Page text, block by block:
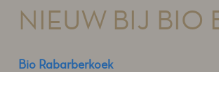
NIEUW BIJ BIO
Bio Rabarberkoek
Heerlijk fris, speciaal op maat van